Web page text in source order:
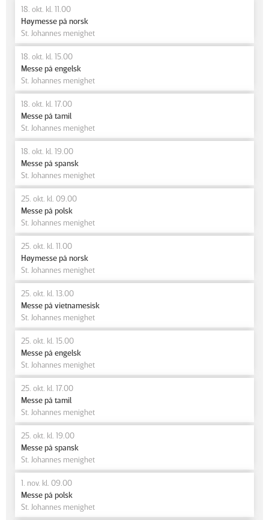
18. okt. kl. 11.00
Høymesse på norsk
St. Johannes menighet
18. okt. kl. 15.00
Messe på engelsk
St. Johannes menighet
18. okt. kl. 17.00
Messe på tamil
St. Johannes menighet
18. okt. kl. 19.00
Messe på spansk
St. Johannes menighet
25. okt. kl. 09.00
Messe på polsk
St. Johannes menighet
25. okt. kl. 11.00
Høymesse på norsk
St. Johannes menighet
25. okt. kl. 13.00
Messe på vietnamesisk
St. Johannes menighet
25. okt. kl. 15.00
Messe på engelsk
St. Johannes menighet
25. okt. kl. 17.00
Messe på tamil
St. Johannes menighet
25. okt. kl. 19.00
Messe på spansk
St. Johannes menighet
1. nov. kl. 09.00
Messe på polsk
St. Johannes menighet